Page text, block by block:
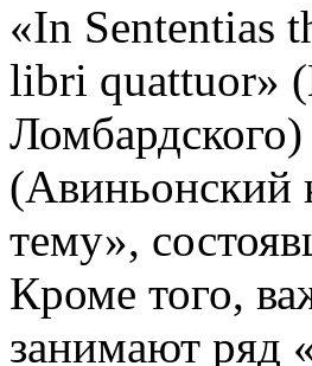
«In Sententias
libri quattuor»
(Авиньонский
тему»,
Кроме того,
занимают ряд